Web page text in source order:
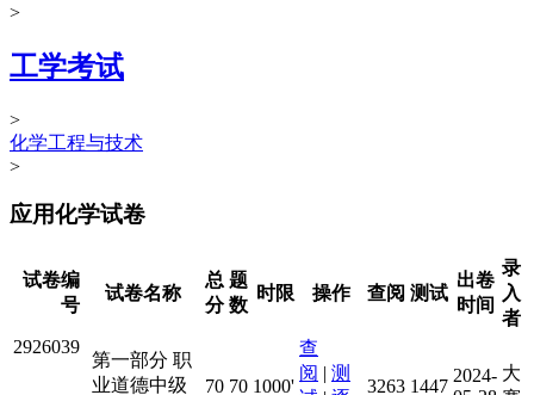
>
工学考试
>
化学工程与技术
>
应用化学试卷
试卷编
号
试卷名称
总
分
题
数
时限 操作 查阅 测试
出卷
时间
录
入
者
2926039
第一部分 职
业道德中级
70 70 1000'
查
阅 | 测
3263 1447
2024- 大